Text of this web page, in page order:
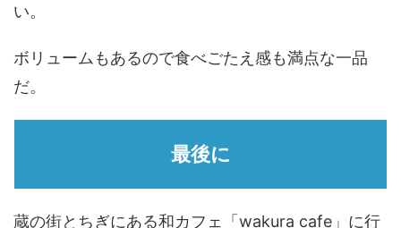
い。
ボリュームもあるので食べごたえ感も満点な一品
だ。
最後に
蔵の街とちぎにある和カフェ「wakura cafe」に行